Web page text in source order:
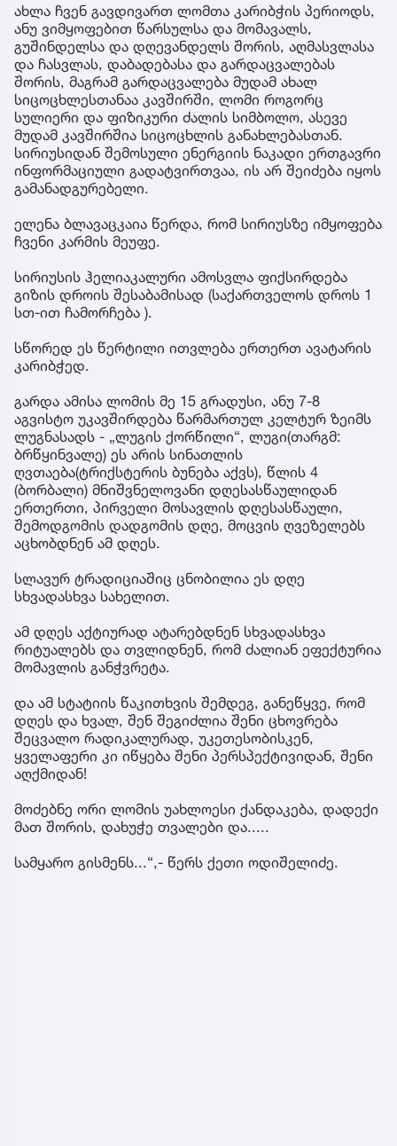
ახლა ჩვენ გავდივართ ლომთა კარიბჭის პერიოდს,
ანუ ვიმყოფებით წარსულსა და მომავალს,
გუშინდელსა და დღევანდელს შორის, აღმასვლასა
და ჩასვლას, დაბადებასა და გარდაცვალებას
შორის, მაგრამ გარდაცვალება მუდამ ახალ
სიცოცხლესთანაა კავშირში, ლომი როგორც
სულიერი და ფიზიკური ძალის სიმბოლო, ასევე
მუდამ კავშირშია სიცოცხლის განახლებასთან.
სირიუსიდან შემოსული ენერგიის ნაკადი ერთგავრი
ინფორმაციული გადატვირთვაა, ის არ შეიძება იყოს
გამანადგურებელი.
ელენა ბლავაცკაია წერდა, რომ სირიუსზე იმყოფება
ჩვენი კარმის მეუფე.
სირიუსის ჰელიაკალური ამოსვლა ფიქსირდება
გიზის დროის შესაბამისად (საქართველოს დროს 1
სთ-ით ჩამორჩება ).
სწორედ ეს წერტილი ითვლება ერთერთ ავატარის
კარიბჭედ.
გარდა ამისა ლომის მე 15 გრადუსი, ანუ 7-8
აგვისტო უკავშირდება წარმართულ კელტურ ზეიმს
ლუგნასადს - „ლუგის ქორწილი“, ლუგი(თარგმ:
ბრწყინვალე) ეს არის სინათლის
ღვთაება(ტრიქსტერის ბუნება აქვს), წლის 4
(ბორბალი) მნიშვნელოვანი დღესასწაულიდან
ერთერთი, პირველი მოსავლის დღესასწაული,
შემოდგომის დადგომის დღე, მოცვის ღვეზელებს
აცხობდნენ ამ დღეს.
სლავურ ტრადიციაშიც ცნობილია ეს დღე
სხვადასხვა სახელით.
ამ დღეს აქტიურად ატარებდნენ სხვადასხვა
რიტუალებს და თვლიდნენ, რომ ძალიან ეფექტურია
მომავლის განჭვრეტა.
და ამ სტატიის წაკითხვის შემდეგ, განეწყვე, რომ
დღეს და ხვალ, შენ შეგიძლია შენი ცხოვრება
შეცვალო რადიკალურად, უკეთესობისკენ,
ყველაფერი კი იწყება შენი პერსპექტივიდან, შენი
აღქმიდან!
მოძებნე ორი ლომის უახლოესი ქანდაკება, დადექი
მათ შორის, დახუჭე თვალები და.....
სამყარო გისმენს...“,- წერს ქეთი ოდიშელიძე.